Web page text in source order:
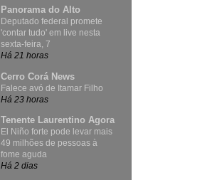
Panorama do Alto
Deputado federal promete
'contar tudo' em live nesta
sexta-feira, 7
Há 21 horas
Cerro Corá News
Falece avó de Itamar Filho
Há 23 horas
Tenente Laurentino Agora
El Niño forte pode levar mais
49 milhões de pessoas à
fome aguda
Há 2 dias